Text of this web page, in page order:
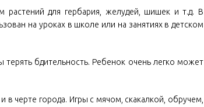
для гербария, желудей, шишек и т.д. В
на уроках в школе или на занятиях в детском
бдительность. Ребенок очень легко может
и в черте города. Игры с мячом, скакалкой, обручем,